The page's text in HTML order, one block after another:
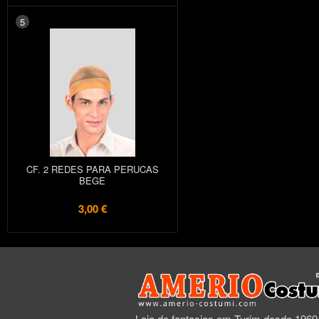
5
CF. 2 REDES PARA PERUCAS
BEGE
3,00 €